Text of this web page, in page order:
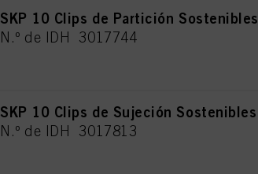
SKP 10 Clips de Partición Sostenibles
N.º de IDH 3017744
SKP 10 Clips de Sujeción Sostenibles
N.º de IDH 3017813